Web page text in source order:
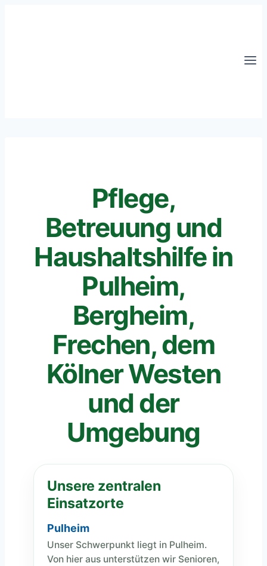
Pflege,
Betreuung und
Haushaltshilfe in
Pulheim,
Bergheim,
Frechen, dem
Kölner Westen
und der
Umgebung
Unsere zentralen
Einsatzorte
Pulheim
Unser Schwerpunkt liegt in Pulheim.
Von hier aus unterstützen wir Senioren,